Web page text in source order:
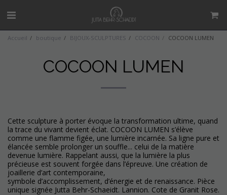
Accueil boutique BIJOUX-SCULPTURES COCOON COCOON LUMEN
COCOON LUMEN
Cette sculpture à porter évoque la transformation ultime, quand
la trace du vivant devient éclat. COCOON LUMEN s’élève
comme une flamme figée, une lumière incarnée. Sa ligne pure et
élancée semble prolonger un souffle... celui de la matière
devenue lumière. Rappelant aussi, que la lumière la plus
précieuse est souvent forgée dans l’épreuve. Une création de
joaillerie d’art contemporaine,
symbole d’accomplissement, d’énergie et de renaissance. Pièce
unique signée Jutta Behr-Schaeidt. Lannion. Cote de Granit Rose.